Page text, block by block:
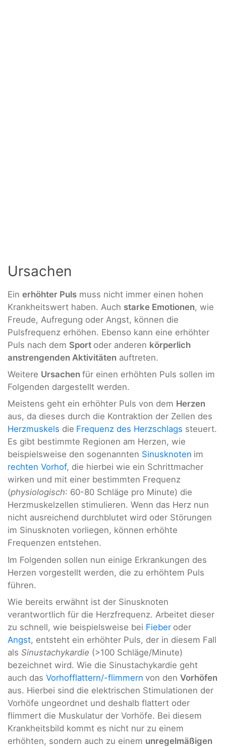
Ursachen
Ein erhöhter Puls muss nicht immer einen hohen
Krankheitswert haben. Auch starke Emotionen, wie
Freude, Aufregung oder Angst, können die
Pulsfrequenz erhöhen. Ebenso kann eine erhöhter
Puls nach dem Sport oder anderen körperlich
anstrengenden Aktivitäten auftreten.
Weitere Ursachen für einen erhöhten Puls sollen im
Folgenden dargestellt werden.
Meistens geht ein erhöhter Puls von dem Herzen
aus, da dieses durch die Kontraktion der Zellen des
Herzmuskels die Frequenz des Herzschlags steuert.
Es gibt bestimmte Regionen am Herzen, wie
beispielsweise den sogenannten Sinusknoten im
rechten Vorhof, die hierbei wie ein Schrittmacher
wirken und mit einer bestimmten Frequenz
(physiologisch: 60-80 Schläge pro Minute) die
Herzmuskelzellen stimulieren. Wenn das Herz nun
nicht ausreichend durchblutet wird oder Störungen
im Sinusknoten vorliegen, können erhöhte
Frequenzen entstehen.
Im Folgenden sollen nun einige Erkrankungen des
Herzen vorgestellt werden, die zu erhöhtem Puls
führen.
Wie bereits erwähnt ist der Sinusknoten
verantwortlich für die Herzfrequenz. Arbeitet dieser
zu schnell, wie beispielsweise bei Fieber oder
Angst, entsteht ein erhöhter Puls, der in diesem Fall
als Sinustachykardie (>100 Schläge/Minute)
bezeichnet wird. Wie die Sinustachykardie geht
auch das Vorhofflattern/-flimmern von den Vorhöfen
aus. Hierbei sind die elektrischen Stimulationen der
Vorhöfe ungeordnet und deshalb flattert oder
flimmert die Muskulatur der Vorhöfe. Bei diesem
Krankheitsbild kommt es nicht nur zu einem
erhöhten, sondern auch zu einem unregelmäßigen